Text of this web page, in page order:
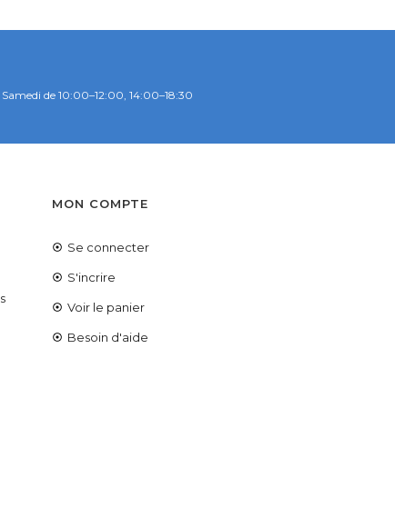
de 10:00–12:00, 14:00–18:30
MON COMPTE
Se connecter
S'incrire
Voir le panier
Besoin d'aide